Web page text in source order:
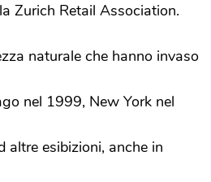
Zurich Retail Association.
naturale che hanno invaso
nel 1999, New York nel
altre esibizioni, anche in